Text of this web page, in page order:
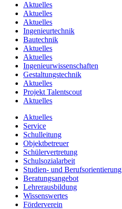
Aktuelles
Aktuelles
Aktuelles
Ingenieurtechnik
Bautechnik
Aktuelles
Aktuelles
Ingenieurwissenschaften
Gestaltungstechnik
Aktuelles
Projekt Talentscout
Aktuelles
Aktuelles
Service
Schulleitung
Objektbetreuer
Schülervertretung
Schulsozialarbeit
Studien- und Berufsorientierung
Beratungsangebot
Lehrerausbildung
Wissenswertes
Förderverein